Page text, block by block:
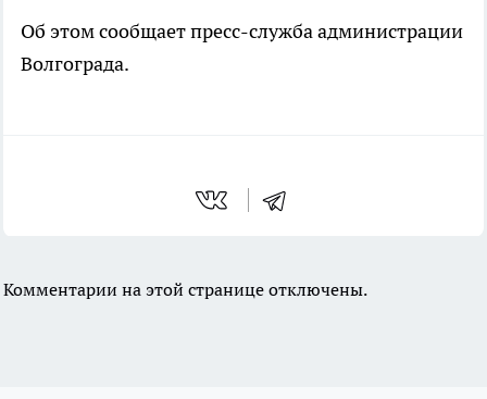
Об этом сообщает пресс-служба администрации
Волгограда.
Комментарии на этой странице отключены.